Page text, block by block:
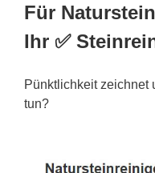
Für
Ihr ✅
Pünktlichkeit zeichnet
tun?